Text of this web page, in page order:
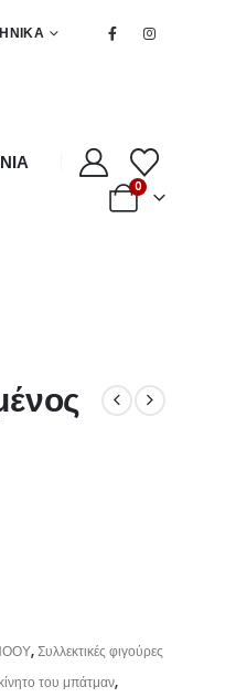
0
,Συλλεκτικές φιγούρες
του μπάτμαν,